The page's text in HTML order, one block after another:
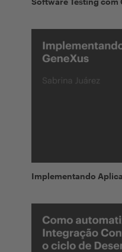
Implementando